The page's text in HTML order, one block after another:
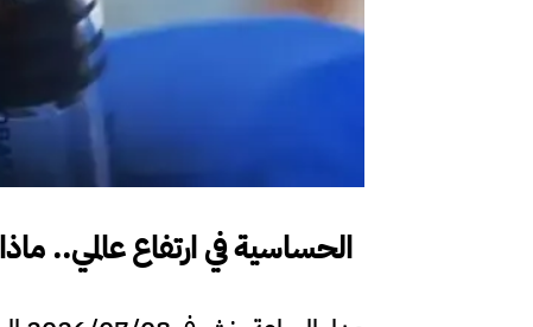
الحساسية في ارتفاع عالمي..